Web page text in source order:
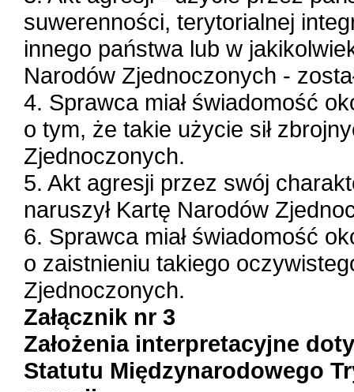
suwerenności, terytorialnej
innego państwa lub w
Narodów Zjednoczonych -
4. Sprawca miał świadomość
o tym, że takie użycie sił
Zjednoczonych.
5. Akt agresji przez swój
naruszył Kartę Narodów
6. Sprawca miał świadomość
o zaistnieniu takiego
Zjednoczonych.
Załącznik nr 3
Założenia interpretacyjne
Statutu Międzynarodowego